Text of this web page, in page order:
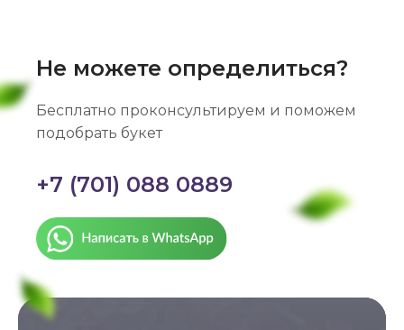
Не можете определиться?
Бесплатно проконсультируем и поможем
подобрать букет
+7 (701) 088 0889